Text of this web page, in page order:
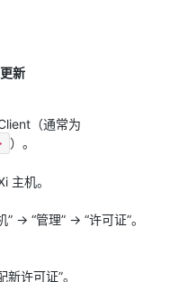
新
（通常为
）。
主机。
-> “管理” -> “许可证”。
许可证”。